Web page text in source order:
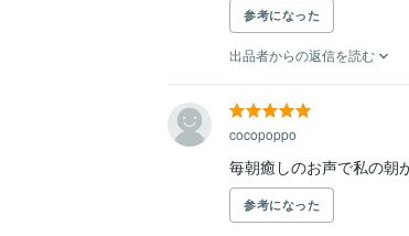
参考になった
出品者からの返信を読む
cocopoppo
毎朝癒しのお声で私の朝
参考になった